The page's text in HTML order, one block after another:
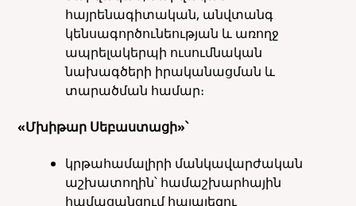
հայրենագիտական, անվտանգ
կենսագործունեության և առողջ
ապրելակերպի ուսումնական
նախագծերի իրականացման և
տարածման համար։
«Մխիթար Սեբաստացի»՝
կրթահամալիրի մանկավարժական
աշխատողին՝ համաշխարհային
համացանցում հայալեզու